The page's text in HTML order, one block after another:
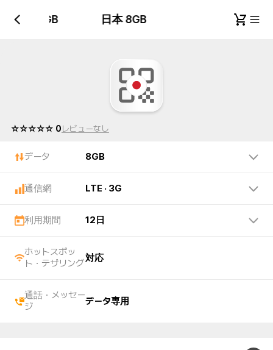
日本 8GB 日本 8GB
☆☆☆☆☆ 0レビューなし
データ 8GB
通信網 LTE · 3G
利用期間 12日
ホットスポッ
ト・テザリング
対応
通話・メッセー
ジ
データ専用